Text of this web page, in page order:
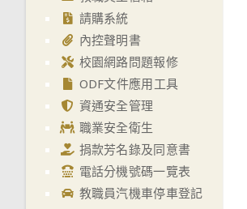
請購系統
內控聲明書
校園網路問題報修
ODF文件應用工具
資通安全管理
職業安全衛生
捐款芳名錄及同意書
電話分機號碼一覽表
教職員汽機車停車登記